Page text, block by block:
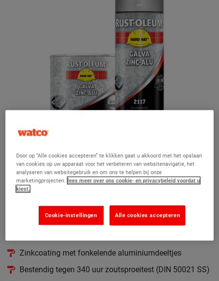
HARD HAT® GALVA ZINC-ALU
Zinkcoating met fonkelende aluminiumdeeltjes
Bestendig tegen 340 uur zoutsproeitest (DIN 50021 SS)
Door op “Alle cookies accepteren” te klikken gaat u akkoord met het opslaan
van cookies op uw apparaat voor het verbeteren van websitenavigatie, het
analyseren van websitegebruik en om ons te helpen bij onze
marketingprojecten. lees meer over ons cookie- en privacybeleid voordat u
kiest.
Alle cookies accepteren
Cookie-instellingen